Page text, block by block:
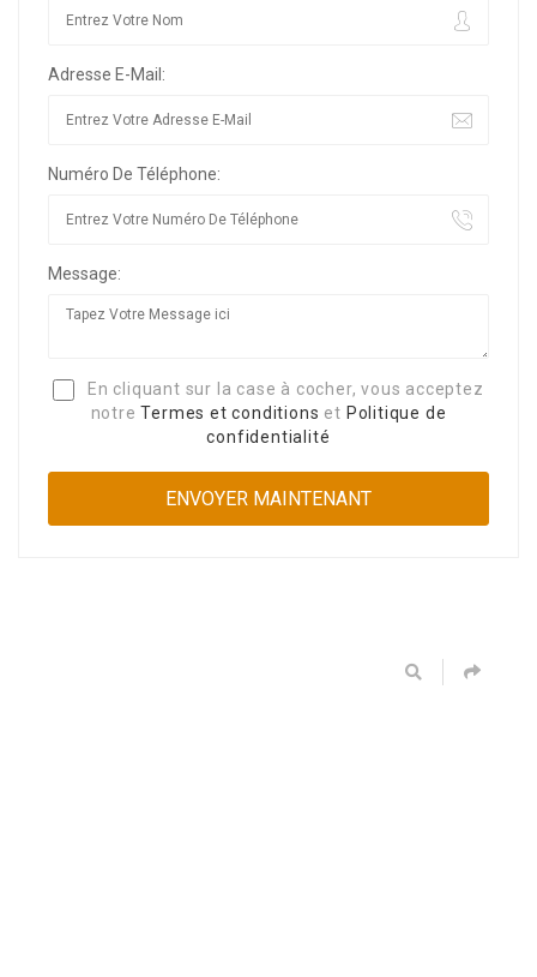
Adresse E-Mail:
Numéro De Téléphone:
Message:
En cliquant sur la case à cocher, vous acceptez
notreTermes et conditions et Politique de
confidentialité